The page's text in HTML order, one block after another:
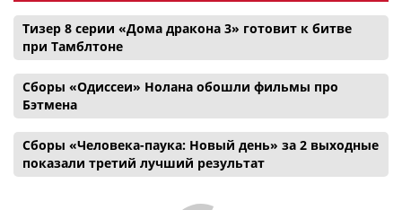
Тизер 8 серии «Дома дракона 3» готовит к битве
при Тамблтоне
Сборы «Одиссеи» Нолана обошли фильмы про
Бэтмена
Сборы «Человека-паука: Новый день» за 2 выходные
показали третий лучший результат